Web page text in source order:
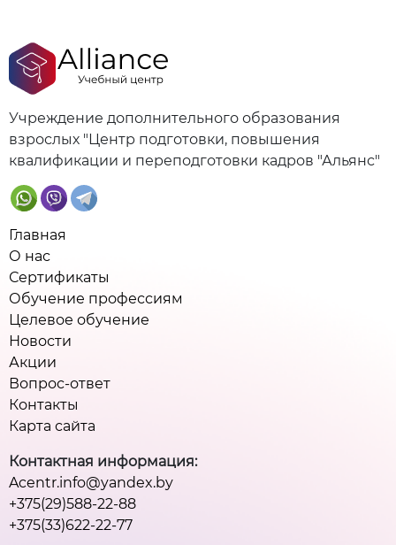
Учреждение дополнительного образования
взрослых "Центр подготовки, повышения
квалификации и переподготовки кадров "Альянс"
Главная
О нас
Сертификаты
Обучение профессиям
Целевое обучение
Новости
Акции
Вопрос-ответ
Контакты
Карта сайта
Контактная информация:
Acentr.info@yandex.by
+375(29)588-22-88
+375(33)622-22-77